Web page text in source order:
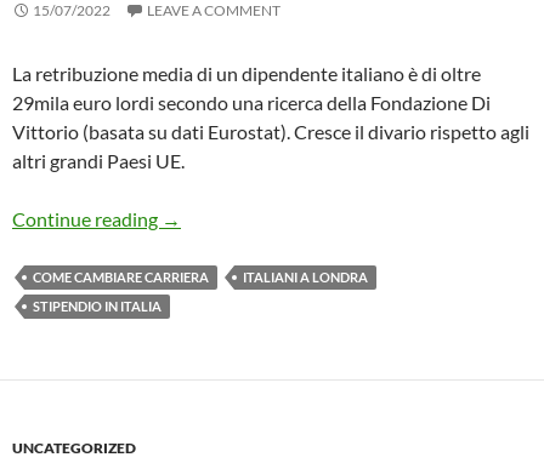
15/07/2022 LEAVE A COMMENT
La retribuzione media di un dipendente italiano è di oltre
29mila euro lordi secondo una ricerca della Fondazione Di
Vittorio (basata su dati Eurostat). Cresce il divario rispetto agli
altri grandi Paesi UE.
Continue reading Stipendio Medio in Italia = Povertà e
→
COME CAMBIARE CARRIERA
ITALIANI A LONDRA
STIPENDIO IN ITALIA
UNCATEGORIZED